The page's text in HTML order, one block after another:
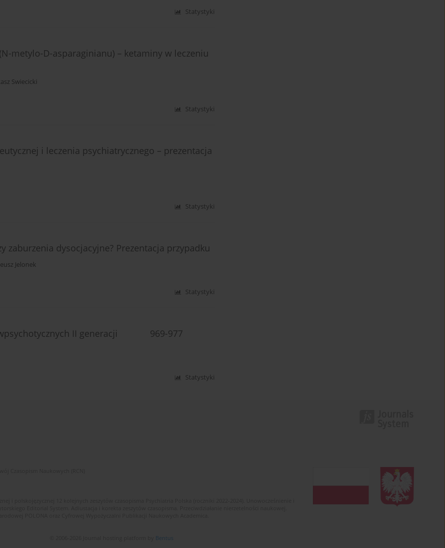
Statystyki
metylo-D-asparaginianu) – ketaminy w leczeniu
Swiecicki
Statystyki
i leczenia psychiatrycznego – prezentacja
Statystyki
zaburzenia dysocjacyjne? Prezentacja przypadku
Jelonek
Statystyki
II generacji 969-977
Statystyki
Bentus